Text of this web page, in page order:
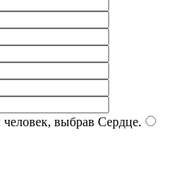
выбрав Сердце.